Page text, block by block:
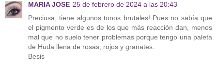
MARIA JOSE 25 de febrero de 2024 a las 20:43
Preciosa, tiene algunos tonos brutales! Pues no sabía que
el pigmento verde es de los que más reacción dan, menos
mal que no suelo tener problemas porque tengo una paleta
de Huda llena de rosas, rojos y granates.
Besis